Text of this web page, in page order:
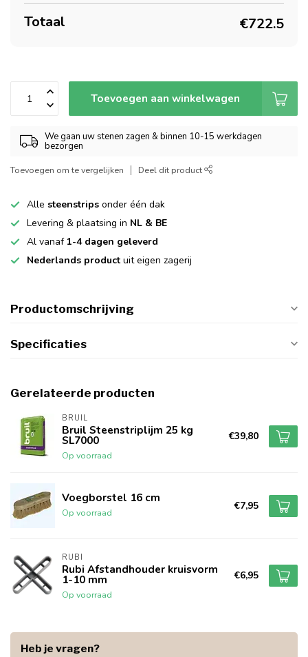
Totaal €722.5
Toevoegen aan winkelwagen
We gaan uw stenen zagen & binnen 10-15 werkdagen
bezorgen
Toevoegen om te vergelijken Deel dit product
Alle steenstrips onder één dak
Levering & plaatsing in NL & BE
Al vanaf 1-4 dagen geleverd
Nederlands product uit eigen zagerij
Productomschrijving
Specificaties
Gerelateerde producten
BRUIL
Bruil Steenstriplijm 25 kg
SL7000
Op voorraad
€39,80
Voegborstel 16 cm
Op voorraad
€7,95
RUBI
Rubi Afstandhouder kruisvorm
1-10 mm
Op voorraad
€6,95
Heb je vragen?